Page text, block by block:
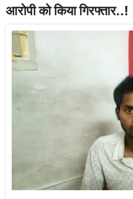
आरोपी को किया गिरफ्तार..!